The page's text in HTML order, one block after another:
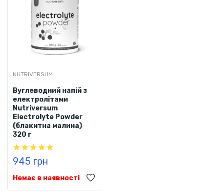
NUTRIVERSUM
Вуглеводний напій з
електролітами
Nutriversum
Electrolyte Powder
(блакитна малина)
320 г
945 грн
Немає в наявності